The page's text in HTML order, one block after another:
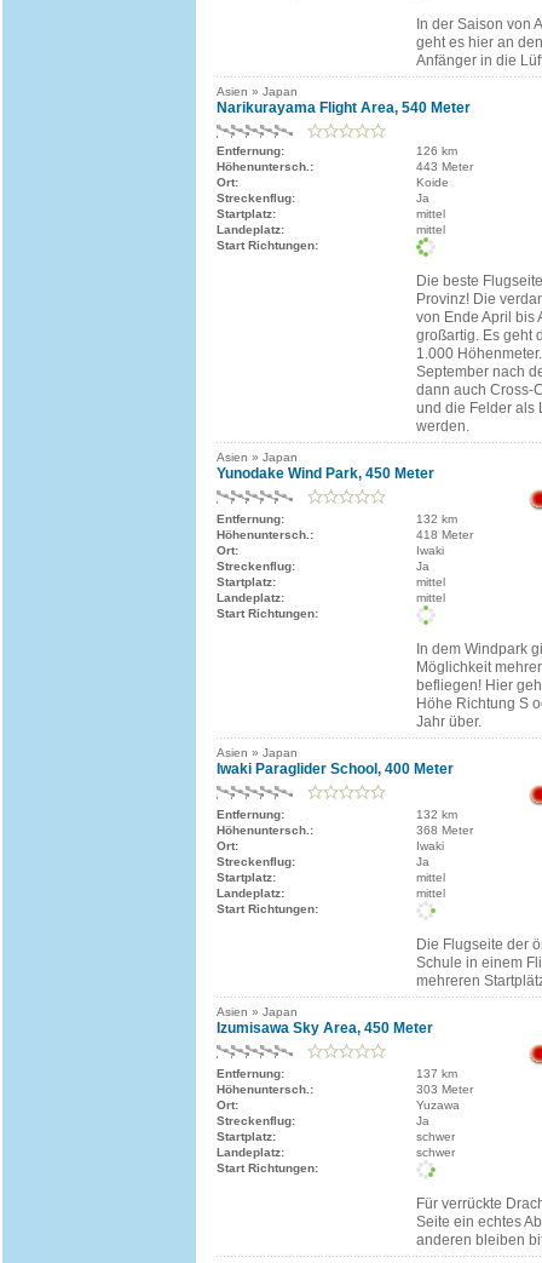
In der Saison von
geht es hier an
Anfänger in die
Asien » Japan
Narikurayama Flight Area, 540 Meter
Entfernung:
126 km
Höhenuntersch.:
443 Meter
Ort:
Koide
Streckenflug:
Ja
Startplatz:
mittel
Landeplatz:
mittel
Start Richtungen:
Die beste
Provinz! Die
von Ende April bis
großartig. Es geht
1.000
September nach
dann auch Cross-
und die Felder als
werden.
Asien » Japan
Yunodake Wind Park, 450 Meter
Entfernung:
132 km
Höhenuntersch.:
418 Meter
Ort:
Iwaki
Streckenflug:
Ja
Startplatz:
mittel
Landeplatz:
mittel
Start Richtungen:
In dem Windpark
Möglichkeit
befliegen! Hier
Höhe Richtung S
Jahr über.
Asien » Japan
Iwaki Paraglider School, 400 Meter
Entfernung:
132 km
Höhenuntersch.:
368 Meter
Ort:
Iwaki
Streckenflug:
Ja
Startplatz:
mittel
Landeplatz:
mittel
Start Richtungen:
Die Flugseite der
Schule in einem
mehreren
Asien » Japan
Izumisawa Sky Area, 450 Meter
Entfernung:
137 km
Höhenuntersch.:
303 Meter
Ort:
Yuzawa
Streckenflug:
Ja
Startplatz:
schwer
Landeplatz:
schwer
Start Richtungen:
Für verrückte
Seite ein echtes
anderen bleiben